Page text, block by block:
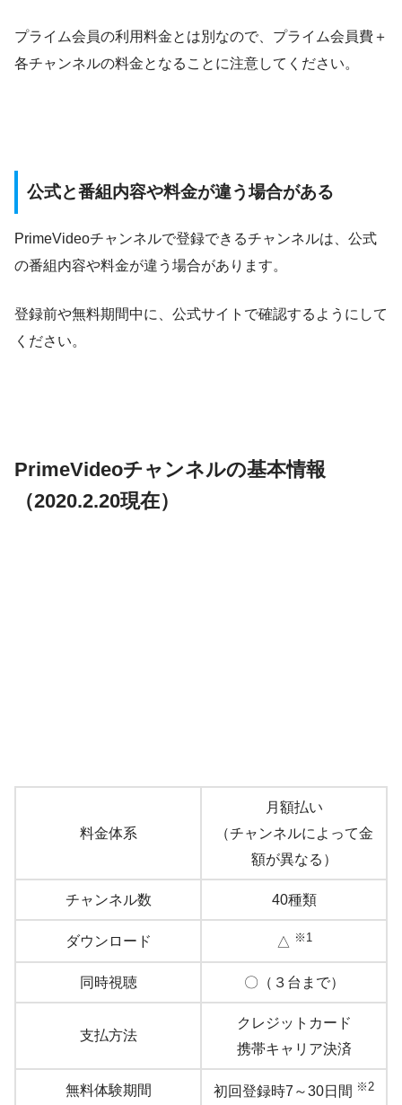
プライム会員の利用料金とは別なので、プライム会員費＋
各チャンネルの料金となることに注意してください。
公式と番組内容や料金が違う場合がある
PrimeVideoチャンネルで登録できるチャンネルは、公式
の番組内容や料金が違う場合があります。
登録前や無料期間中に、公式サイトで確認するようにして
ください。
PrimeVideoチャンネルの基本情報
（2020.2.20現在）
料金体系
月額払い
（チャンネルによって金
額が異なる）
チャンネル数 40種類
ダウンロード △ ※1
同時視聴 〇（３台まで）
支払方法
クレジットカード
携帯キャリア決済
無料体験期間 初回登録時7～30日間 ※2